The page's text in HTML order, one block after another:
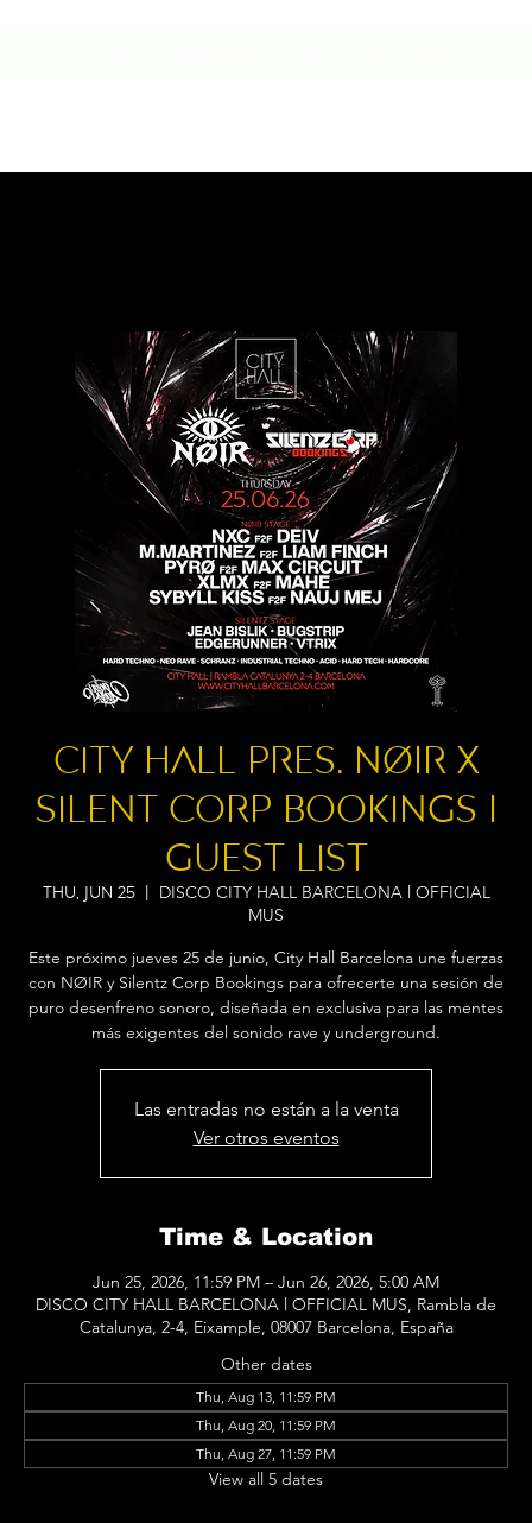
City Hall pres. NØIR x
Silent Corp Bookings I
Guest List
Thu, Jun 25
  |
DISCO CITY HALL BARCELONA l OFFICIAL
MUS
Este próximo jueves 25 de junio, City Hall Barcelona une fuerzas
con NØIR y Silentz Corp Bookings para ofrecerte una sesión de
puro desenfreno sonoro, diseñada en exclusiva para las mentes
Las entradas no están a la venta
Ver otros eventos
Time & Location
Jun 25, 2026, 11:59 PM – Jun 26, 2026, 5:00 AM
DISCO CITY HALL BARCELONA l OFFICIAL MUS, Rambla de
Catalunya, 2-4, Eixample, 08007 Barcelona, España
Other dates
Thu, Aug 13, 11:59 PM
Thu, Aug 20, 11:59 PM
Thu, Aug 27, 11:59 PM
View all 5 dates